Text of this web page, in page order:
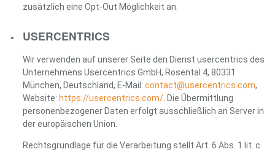
zusätzlich eine Opt-Out Möglichkeit an.
USERCENTRICS
Wir verwenden auf unserer Seite den Dienst usercentrics des
Unternehmens Usercentrics GmbH, Rosental 4, 80331
München, Deutschland, E-Mail:contact@usercentrics.com,
Website: https://usercentrics.com/ . Die Übermittlung
personenbezogener Daten erfolgt ausschließlich an Server in
der europäischen Union.
Rechtsgrundlage für die Verarbeitung stellt Art. 6 Abs. 1 lit. c